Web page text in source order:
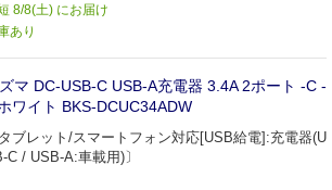
8/8(土) にお届け
あり
マ DC-USB-C USB-A充電器 3.4A 2ポート -C -
ワイト BKS-DCUC34ADW
タブレット/スマートフォン対応[USB給電]:充電器(U
C / USB-A:車載用)〕